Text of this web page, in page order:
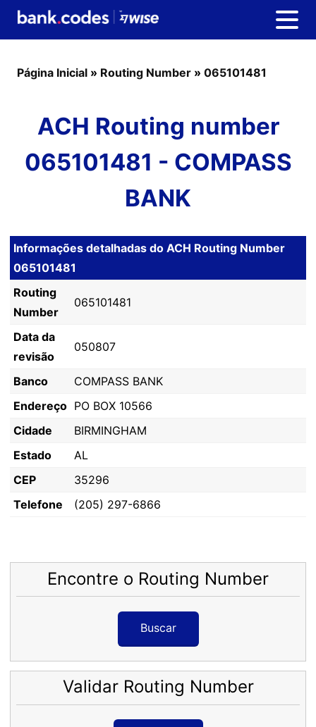
Página Inicial » Routing Number » 065101481
ACH Routing number
065101481 - COMPASS
BANK
Informações detalhadas do ACH Routing Number
065101481
Routing
Number
065101481
Data da
revisão
050807
Banco
COMPASS BANK
Endereço PO BOX 10566
Cidade
BIRMINGHAM
Estado
AL
CEP
35296
Telefone
(205) 297-6866
Encontre o Routing Number
Buscar
Validar Routing Number